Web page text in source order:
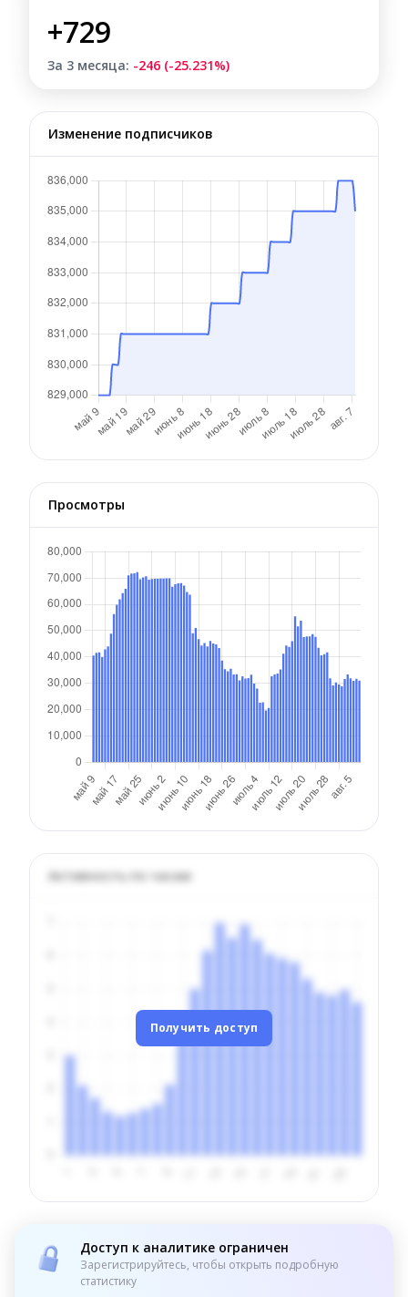
+729
За 3 месяца: -246 (-25.231%)
Изменение подписчиков
Просмотры
Активность по часам
Получить доступ
Доступ к аналитике ограничен
Зарегистрируйтесь, чтобы открыть подробную
статистику